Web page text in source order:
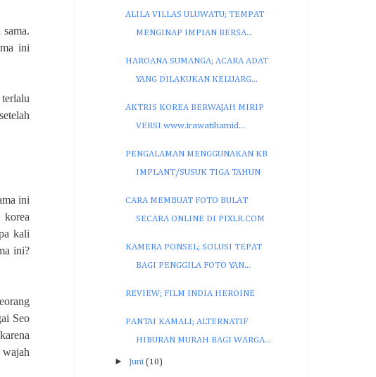
ini
setelah
ini
korea
kali
ini?
Seo
ALILA VILLAS ULUWATU; TEMPAT
MENGINAP IMPIAN BERSA...
HAROANA SUMANGA; ACARA ADAT
YANG DILAKUKAN KELUARG...
AKTRIS KOREA BERWAJAH MIRIP
VERSI www.irawatihamid...
PENGALAMAN MENGGUNAKAN KB
IMPLANT/SUSUK TIGA TAHUN
CARA MEMBUAT FOTO BULAT
SECARA ONLINE DI PIXLR.COM
KAMERA PONSEL; SOLUSI TEPAT
BAGI PENGGILA FOTO YAN...
REVIEW; FILM INDIA HEROINE
PANTAI KAMALI; ALTERNATIF
HIBURAN MURAH BAGI WARGA...
► Juni (10)